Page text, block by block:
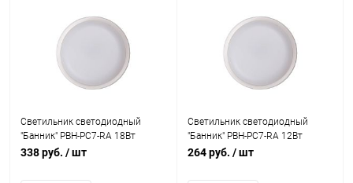
Светильник светодиодный
"Банник" PBH-PC7-RA 18Вт
4000К IP65 ЖКХ WHITE JazzWay
338 руб. / шт
Светильник светодиодный
"Банник" PBH-PC7-RA 12Вт
4000К IP65 ЖКХ WHITE JazzWay
264 руб. / шт